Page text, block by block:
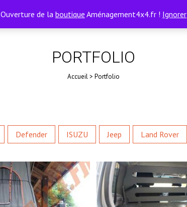
Ouverture de la boutique Aménagement4x4.fr ! Ignorer
PORTFOLIO
Accueil> Portfolio
Defender ISUZU Jeep Land Rover